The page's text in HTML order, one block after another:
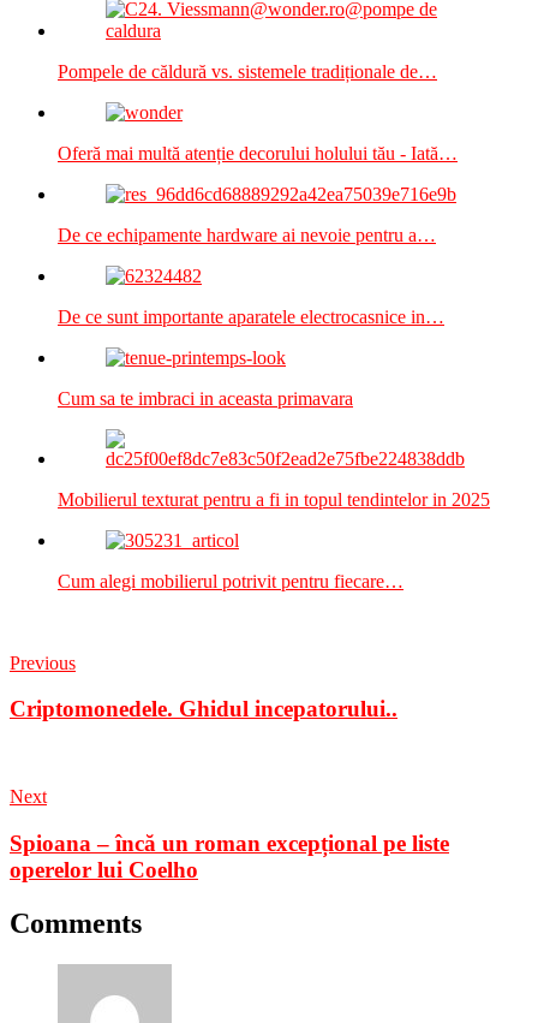
Pompele de căldură vs. sistemele tradiționale de…
Oferă mai multă atenție decorului holului tău - Iată…
De ce echipamente hardware ai nevoie pentru a…
De ce sunt importante aparatele electrocasnice in…
Cum sa te imbraci in aceasta primavara
Mobilierul texturat pentru a fi in topul tendintelor in 2025
Cum alegi mobilierul potrivit pentru fiecare…
Previous
Criptomonedele. Ghidul incepatorului..
Next
Spioana – încă un roman excepțional pe liste
operelor lui Coelho
Comments